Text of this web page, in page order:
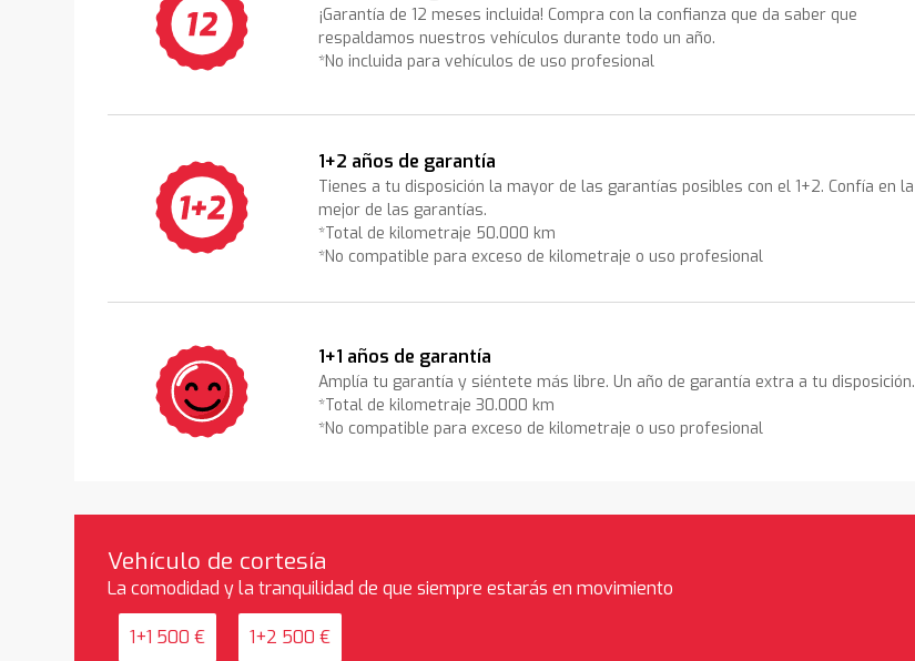
¡Garantía de 12 meses incluida! Compra con la confianza que da saber que
respaldamos nuestros vehículos durante todo un año.
*No incluida para vehículos de uso profesional
1+2 años de garantía
Tienes a tu disposición la mayor de las garantías posibles con el 1+2. Confía en la
mejor de las garantías.
*Total de kilometraje 50.000 km
*No compatible para exceso de kilometraje o uso profesional
1+1 años de garantía
Amplía tu garantía y siéntete más libre. Un año de garantía extra a tu disposición.
*Total de kilometraje 30.000 km
*No compatible para exceso de kilometraje o uso profesional
Vehículo de cortesía
La comodidad y la tranquilidad de que siempre estarás en movimiento
1+1 500 € 1+2 500 €